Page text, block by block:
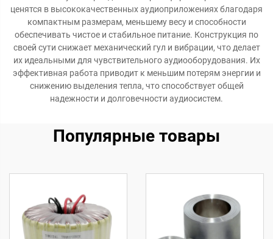
ценятся в высококачественных аудиоприложениях благодаря
компактным размерам, меньшему весу и способности
обеспечивать чистое и стабильное питание. Конструкция по
своей сути снижает механический гул и вибрации, что делает
их идеальными для чувствительного аудиооборудования. Их
эффективная работа приводит к меньшим потерям энергии и
снижению выделения тепла, что способствует общей
надежности и долговечности аудиосистем.
Популярные товары